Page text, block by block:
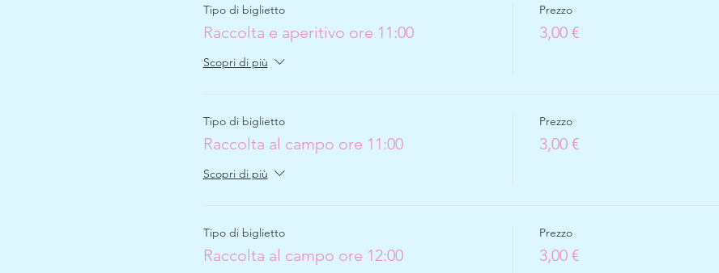
Tipo di biglietto
Raccolta e aperitivo ore 11:00
Scopri di più
Prezzo
3,00 €
Tipo di biglietto
Raccolta al campo ore 11:00
Scopri di più
Prezzo
3,00 €
Tipo di biglietto
Raccolta al campo ore 12:00
Prezzo
3,00 €